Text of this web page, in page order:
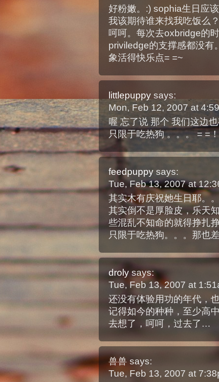
好粉嫩。:) sophia生日应
我该期待谁来找我吃饭么
呵呵。每次去oxbridge的
priviledge的支撑感都没有
象活得快乐点= =~
littlepuppy says:
Mon, Feb 12, 2007 at
喔 忘了说 那个 我们这边
只限于吃热狗 。。。 = =！
feedpuppy says:
Tue, Feb 13, 2007 at
其实木有庆祝她生日耶。
其实倒不是厚脸皮，乐天
些混乱不知命的就得挣扎
只限于吃热狗。。。那也
droly says:
Tue, Feb 13, 2007 at
还没有体验用功的年代，
记得如今的种种，至少高
去想了，呵呵，过去了…
兽兽 says:
Tue, Feb 13, 2007 at